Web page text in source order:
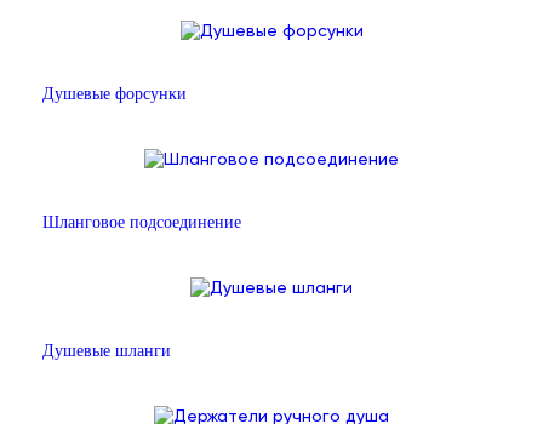
Душевые форсунки
Шланговое подсоединение
Душевые шланги